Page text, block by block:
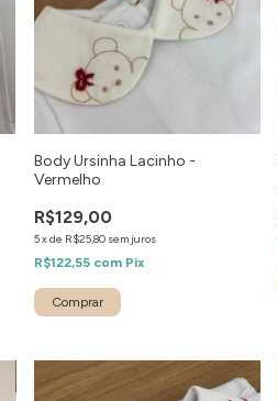
Body Ursinha Lacinho -
Vermelho
R$129,00
5xde R$25,80 sem juros
R$122,55 com Pix